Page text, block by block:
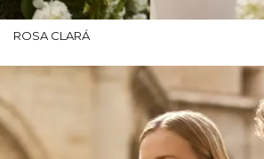
ROSA CLARÁ